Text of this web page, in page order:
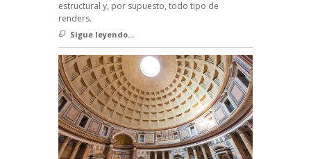
estructural y, por supuesto, todo tipo de
renders.
Sigue leyendo...